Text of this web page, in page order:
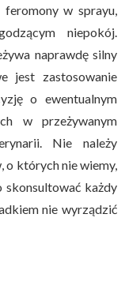
w sprayu,
niepokój.
naprawdę silny
jest zastosowanie
o ewentualnym
w przeżywanym
Nie należy
o których nie wiemy,
skonsultować każdy
nie wyrządzić